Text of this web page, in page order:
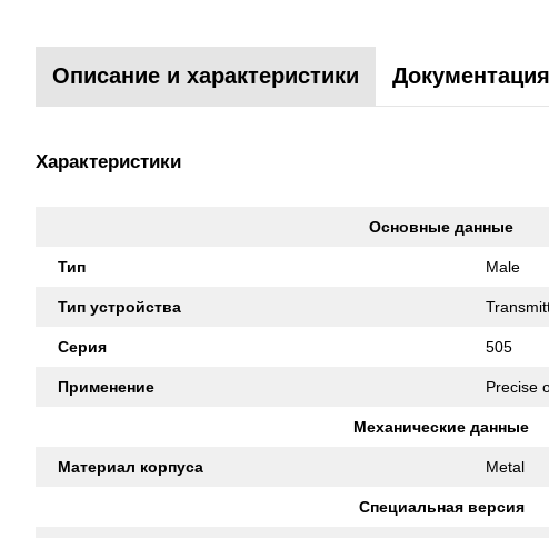
Описание и характеристики Документация
Характеристики
Основные данные
Тип Male
Тип устройства
Серия 505
Применение Precise
Механические данные
Материал корпуса Metal
Специальная версия